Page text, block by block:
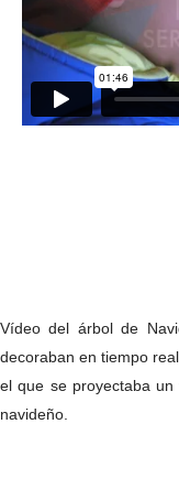
Vídeo del árbol de
decoraban en tiempo
el que se proyectaba
navideño.